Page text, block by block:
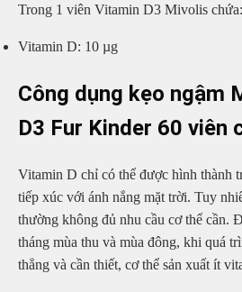
Trong 1 viên Vitamin D3 Mivolis chứa:
Vitamin D: 10 µg
Công dụng kẹo ngậm
D3 Fur Kinder 60 viên
Vitamin D chỉ có thể được hình thành
tiếp xúc với ánh nắng mặt trời. Tuy
thường không đủ nhu cầu cơ thể cần.
tháng mùa thu và mùa đông, khi quá
thẳng và cần thiết, cơ thể sản xuất ít